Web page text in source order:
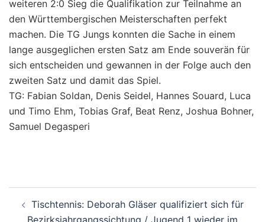
weiteren 2:0 Sieg die Qualifikation zur Teilnahme an
den Württembergischen Meisterschaften perfekt
machen. Die TG Jungs konnten die Sache in einem
lange ausgeglichen ersten Satz am Ende souverän für
sich entscheiden und gewannen in der Folge auch den
zweiten Satz und damit das Spiel.
TG: Fabian Soldan, Denis Seidel, Hannes Souard, Luca
und Timo Ehm, Tobias Graf, Beat Renz, Joshua Bohner,
Samuel Degasperi
Tischtennis: Deborah Gläser qualifiziert sich für
Bezirksjahrgangssichtung / Jugend 1 wieder im